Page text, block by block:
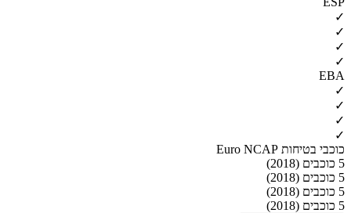
✓
✓
✓
✓
EBA
✓
✓
✓
✓
כוכבי בטיחות Euro NCAP
5 כוכבים (2018)
5 כוכבים (2018)
5 כוכבים (2018)
5 כוכבים (2018)